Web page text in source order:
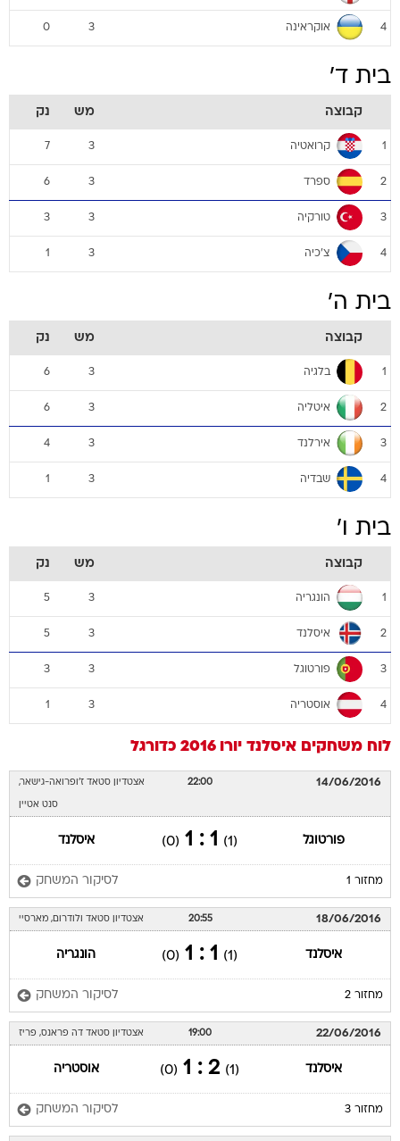
4 אוקראינה 3
0
בית ד'
קבוצה מש נק
1 קרואטיה 3
7
2 ספרד 3
6
3 טורקיה 3
3
4 צ'כיה 3
1
בית ה'
קבוצה מש נק
1 בלגיה 3
6
2 איטליה 3
6
3 אירלנד 3
4
4 שבדיה 3
1
בית ו'
קבוצה מש נק
1 הונגריה 3
5
2 איסלנד 3
5
3 פורטוגל 3
3
4 אוסטריה 3
1
לוח משחקים איסלנד יורו 2016 כדורגל
14/06/2016
22:00 אצטדיון סטאד ז'ופרואה-גישאר,
סנט אטיין
פורטוגל (1)
1 : 1
(0) איסלנד
מחזור 1 לסיקור המשחק
18/06/2016
20:55 אצטדיון סטאד ולודרום, מארסיי
איסלנד (1)
1 : 1
(0) הונגריה
מחזור 2 לסיקור המשחק
22/06/2016
19:00 אצטדיון סטאד דה פראנס, פריז
איסלנד (1)
2 : 1
(0) אוסטריה
מחזור 3 לסיקור המשחק